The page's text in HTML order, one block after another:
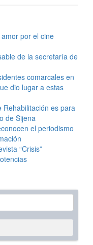
por el cine
de la secretaría de
comarcales en
dio lugar a estas
Rehabilitación es para
de Sijena
el periodismo
“Crisis”